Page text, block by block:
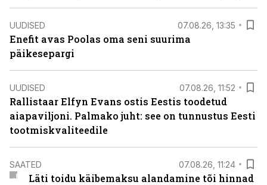
UUDISED 07.08.26, 13:35
Enefit avas Poolas oma seni suurima
päikesepargi
UUDISED 07.08.26, 11:52
Rallistaar Elfyn Evans ostis Eestis toodetud
aiapaviljoni. Palmako juht: see on tunnustus Eesti
tootmiskvaliteedile
SAATED 07.08.26, 11:24
Läti toidu käibemaksu alandamine tõi hinnad